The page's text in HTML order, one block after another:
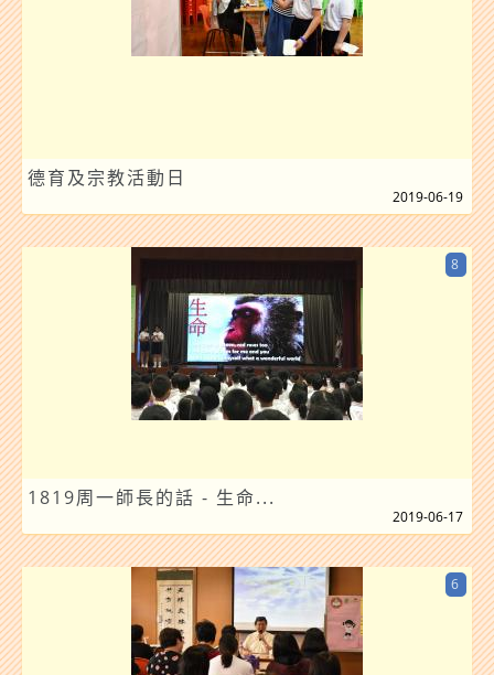
德育及宗教活動日
2019-06-19
1819周一師長的話 - 生命...
8
2019-06-17
6